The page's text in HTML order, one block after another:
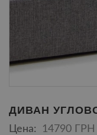
ДИВАН
Цена: 14790 ГРН